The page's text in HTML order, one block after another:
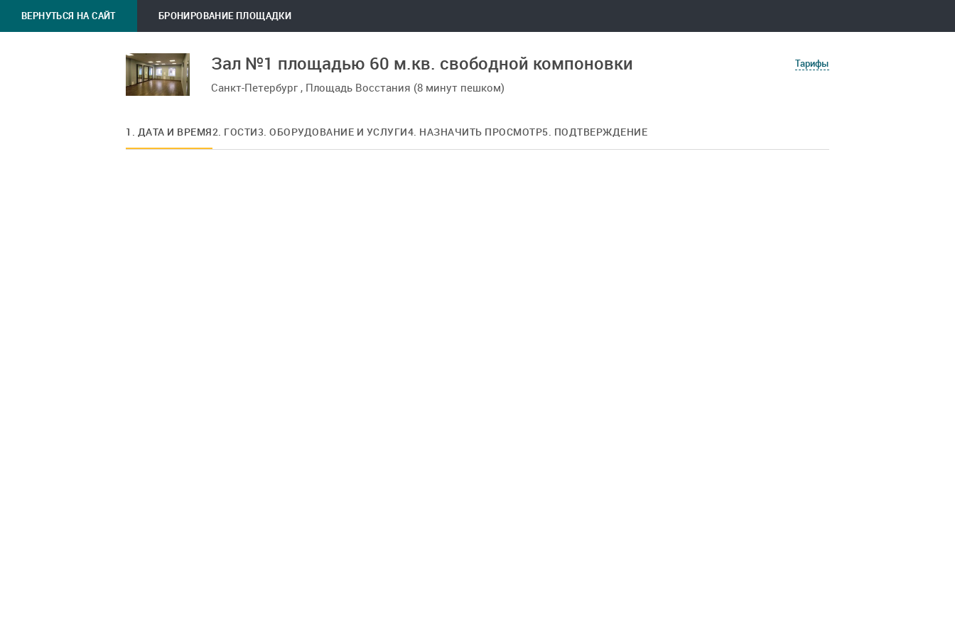
ВЕРНУТЬСЯ НА САЙТ БРОНИРОВАНИЕ ПЛОЩАДКИ
Тарифы
Зал №1 площадью 60 м.кв. свободной компоновки
Санкт-Петербург , Площадь Восстания (8 минут пешком)
1. ДАТА И ВРЕМЯ2. ГОСТИ3. ОБОРУДОВАНИЕ И УСЛУГИ4. НАЗНАЧИТЬ ПРОСМОТР5. ПОДТВЕРЖДЕНИЕ